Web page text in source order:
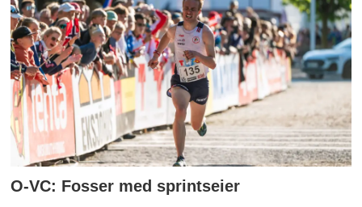
O-VC: Fosser med sprintseier